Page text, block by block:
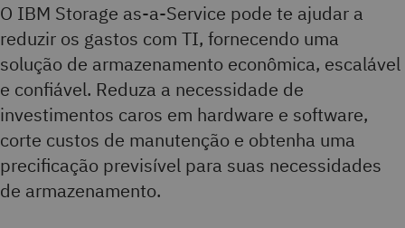
O IBM Storage as-a-Service pode te ajudar a
reduzir os gastos com TI, fornecendo uma
solução de armazenamento econômica, escalável
e confiável. Reduza a necessidade de
investimentos caros em hardware e software,
corte custos de manutenção e obtenha uma
precificação previsível para suas necessidades
de armazenamento.